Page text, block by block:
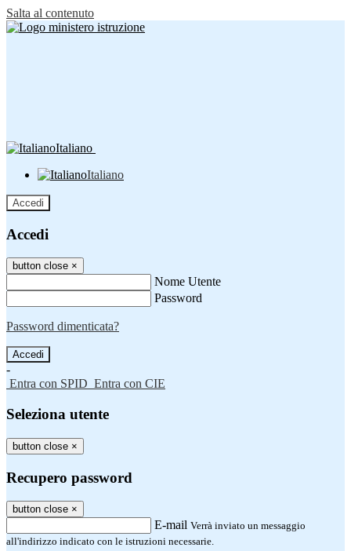
Salta al contenuto
Italiano
Italiano
Accedi
Accedi
button close ×
Nome Utente
Password
Password dimenticata?
-
Entra con SPID Entra con CIE
Seleziona utente
button close ×
Recupero password
button close ×
E-mail Verrà inviato un messaggio
all'indirizzo indicato con le istruzioni necessarie.